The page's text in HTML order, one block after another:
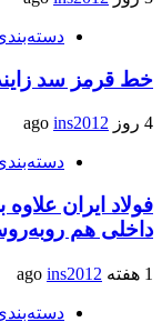
خط قرمز سد زاینده‌رود، ۲۳۶
4 روز ago ins2012
فولاد ایران
داخلی هم
1 هفته ago ins2012